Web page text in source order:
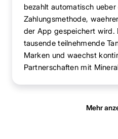
bezahlt automatisch
Zahlungsmethode,
der App gespeichert wird.
tausende teilnehmende
Marken und waechst
Partnerschaften mit
Mehr